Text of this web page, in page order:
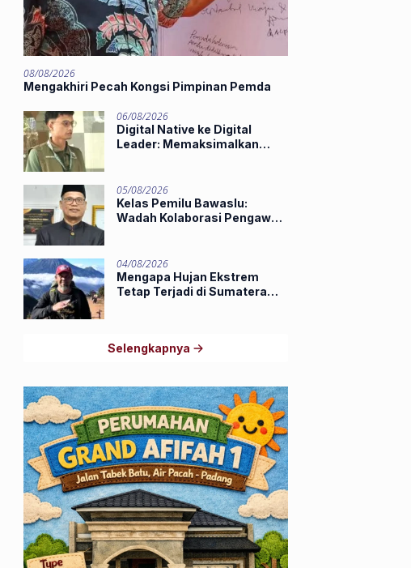
08/08/2026
Mengakhiri Pecah Kongsi Pimpinan Pemda
06/08/2026
Digital Native ke Digital
Leader: Memaksimalkan
05/08/2026
Kelas Pemilu Bawaslu:
Wadah Kolaborasi Pengawas
04/08/2026
Mengapa Hujan Ekstrem
Tetap Terjadi di Sumatera
Selengkapnya